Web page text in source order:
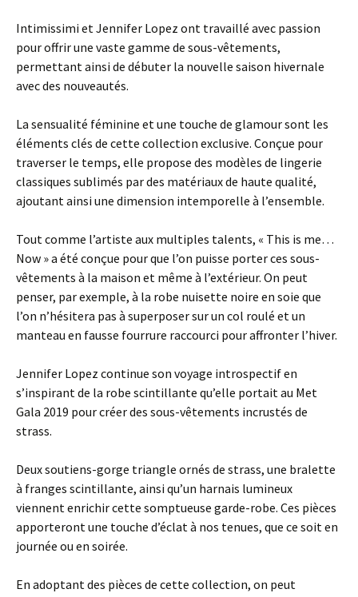
Intimissimi et Jennifer Lopez ont travaillé avec passion
pour offrir une vaste gamme de sous-vêtements,
permettant ainsi de débuter la nouvelle saison hivernale
avec des nouveautés.
La sensualité féminine et une touche de glamour sont les
éléments clés de cette collection exclusive. Conçue pour
traverser le temps, elle propose des modèles de lingerie
classiques sublimés par des matériaux de haute qualité,
ajoutant ainsi une dimension intemporelle à l’ensemble.
Tout comme l’artiste aux multiples talents, « This is me…
Now » a été conçue pour que l’on puisse porter ces sous-
vêtements à la maison et même à l’extérieur. On peut
penser, par exemple, à la robe nuisette noire en soie que
l’on n’hésitera pas à superposer sur un col roulé et un
manteau en fausse fourrure raccourci pour affronter l’hiver.
Jennifer Lopez continue son voyage introspectif en
s’inspirant de la robe scintillante qu’elle portait au Met
Gala 2019 pour créer des sous-vêtements incrustés de
strass.
Deux soutiens-gorge triangle ornés de strass, une bralette
à franges scintillante, ainsi qu’un harnais lumineux
viennent enrichir cette somptueuse garde-robe. Ces pièces
apporteront une touche d’éclat à nos tenues, que ce soit en
journée ou en soirée.
En adoptant des pièces de cette collection, on peut